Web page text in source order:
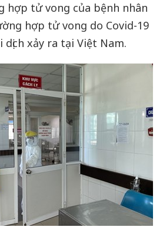
hợp tử vong của bệnh nhân
hợp tử vong do Covid-19
xảy ra tại Việt Nam.